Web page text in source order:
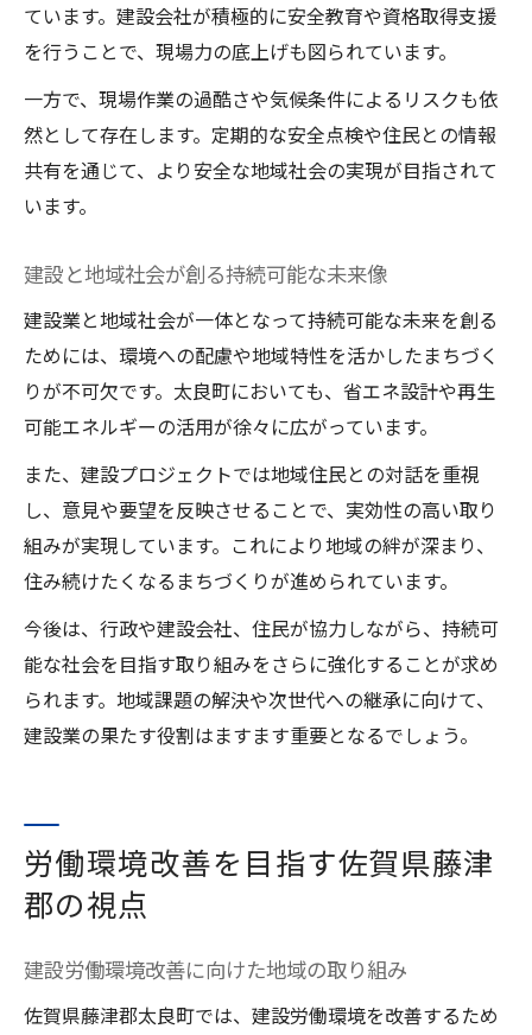
ています。建設会社が積極的に安全教育や資格取得支援
を行うことで、現場力の底上げも図られています。
一方で、現場作業の過酷さや気候条件によるリスクも依
然として存在します。定期的な安全点検や住民との情報
共有を通じて、より安全な地域社会の実現が目指されて
います。
建設と地域社会が創る持続可能な未来像
建設業と地域社会が一体となって持続可能な未来を創る
ためには、環境への配慮や地域特性を活かしたまちづく
りが不可欠です。太良町においても、省エネ設計や再生
可能エネルギーの活用が徐々に広がっています。
また、建設プロジェクトでは地域住民との対話を重視
し、意見や要望を反映させることで、実効性の高い取り
組みが実現しています。これにより地域の絆が深まり、
住み続けたくなるまちづくりが進められています。
今後は、行政や建設会社、住民が協力しながら、持続可
能な社会を目指す取り組みをさらに強化することが求め
られます。地域課題の解決や次世代への継承に向けて、
建設業の果たす役割はますます重要となるでしょう。
労働環境改善を目指す佐賀県藤津
郡の視点
建設労働環境改善に向けた地域の取り組み
佐賀県藤津郡太良町では、建設労働環境を改善するため